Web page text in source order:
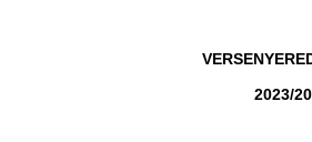
2023/